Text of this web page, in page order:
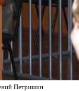
Петришин